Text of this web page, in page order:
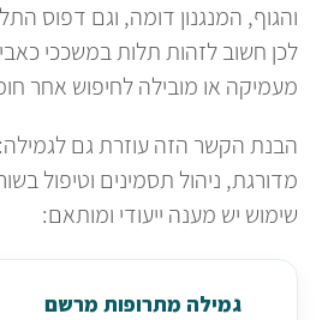
והגוף, המנגנון דומה, וגם דפוס
לכן חשוב לזהות תלות במשככי
מעמיקה או מובילה לחיפוש אחר
הבנת הקשר הזה עוזרת גם
מדורגת, ניהול תסמינים וטיפול
שימוש יש מענה ייעודי ומותאם:
גמילה מתרופות מרשם